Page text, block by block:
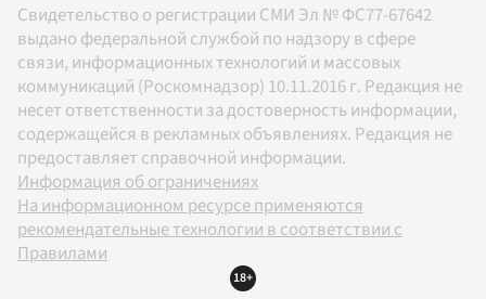
Свидетельство о регистрации СМИ Эл № ФС77-67642
выдано федеральной службой по надзору в сфере
связи, информационных технологий и массовых
коммуникаций (Роскомнадзор) 10.11.2016 г. Редакция не
несет ответственности за достоверность информации,
содержащейся в рекламных объявлениях. Редакция не
предоставляет справочной информации.
Информация об ограничениях
На информационном ресурсе применяются
рекомендательные технологии в соответствии с
Правилами
18+